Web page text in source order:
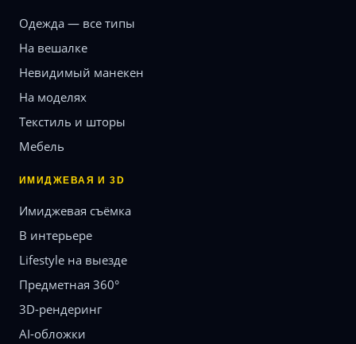
Одежда — все типы
На вешалке
Невидимый манекен
На моделях
Текстиль и шторы
Мебель
ИМИДЖЕВАЯ И 3D
Имиджевая съёмка
В интерьере
Lifestyle на выезде
Предметная 360°
3D-рендеринг
AI-обложки